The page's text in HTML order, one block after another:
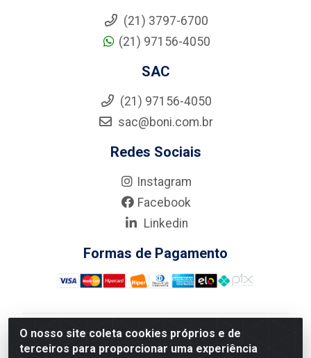
O nosso site coleta cookies próprios e de
terceiros para proporcionar uma experiência
(21) 3797-6700
(21) 97156-4050
SAC
(21) 97156-4050
sac@boni.com.br
Redes Sociais
Instagram
Facebook
Linkedin
Formas de Pagamento
Nova Boni Distribuidora de Material de Construção LTDA
- Rua Alice Tibiriçá, 330 - Vila Da Penha, Rio de